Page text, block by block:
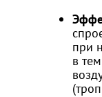
при
в